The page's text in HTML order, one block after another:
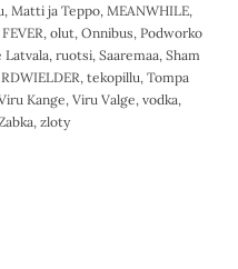
, Matti ja Teppo, MEANWHILE,
, olut, Onnibus, Podworko
Latvala, ruotsi, Saaremaa, Sham
, tekopillu, Tompa
Kange, Viru Valge, vodka,
, zloty